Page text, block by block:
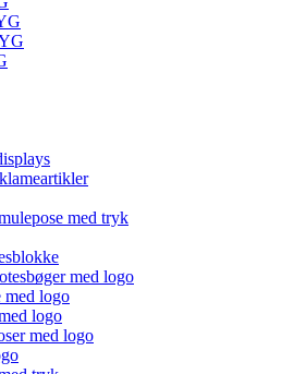
med tryk
med logo
med logo
logo
med logo